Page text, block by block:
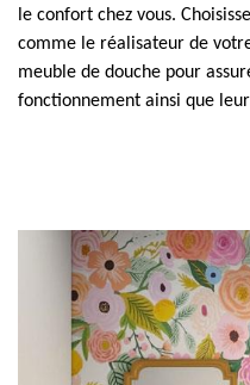
le confort chez vous.
comme le réalisateur de
meuble de douche pour
fonctionnement ainsi que